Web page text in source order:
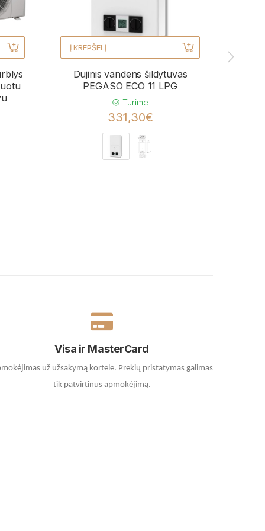
Į KREPŠELĮ
Dujinis vandens šildytuvas
PEGASO ECO 11 LPG
Turime
331,30€
Visa ir MasterCard
už užsakymą kortele. Prekių pristatymas galimas
tik patvirtinus apmokėjimą.